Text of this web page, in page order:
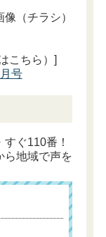
（チラシ）
こちら）]
号
ぐ110番！
ら地域で声を